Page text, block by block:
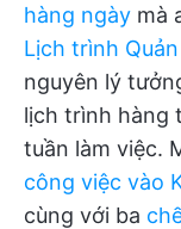
hàng ngày mà
Lịch trình
nguyên lý
lịch trình hàng
tuần làm việc.
công việc vào
cùng với ba